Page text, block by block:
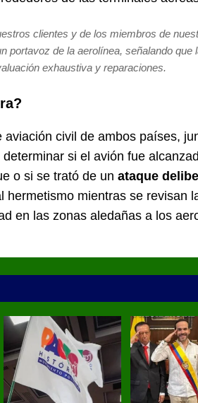
clientes y de los miembros de
portavoz de la aerolínea, señalando que
exhaustiva y reparaciones.
aviación civil de ambos países,
si el avión fue
o si se trató de un ataque
hermetismo mientras se revisan
en las zonas aledañas a los